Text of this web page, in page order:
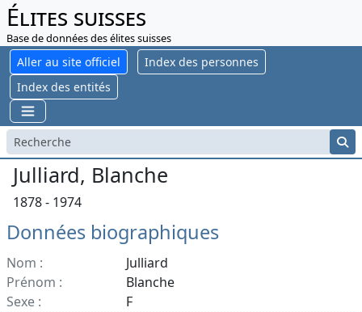
Élites suisses
Base de données des élites suisses
Aller au site officiel
Index des personnes
Index des entités
Julliard, Blanche
1878 - 1974
Données biographiques
Nom :
Julliard
Prénom :
Blanche
Sexe :
F